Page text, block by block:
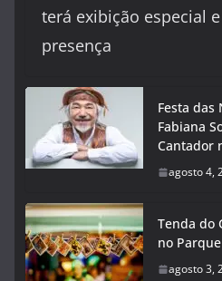
terá exibição especial
presença
Festa das
Fabiana
Cantador
agosto 4,
Tenda do
no
agosto 3,